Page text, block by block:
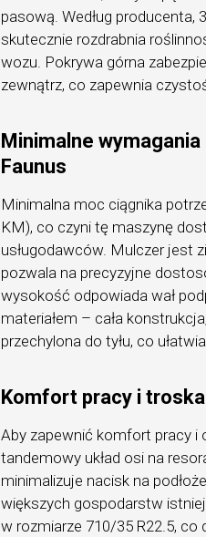
pasową. Według producenta,
skutecznie rozdrabnia
wozu. Pokrywa górna
zewnątrz, co zapewnia
Minimalne
Faunus
Minimalna moc ciągnika
KM), co czyni tę maszynę
usługodawców. Mulczer jest
pozwala na precyzyjne
wysokość odpowiada wał
materiałem – cała
przechylona do tyłu, co
Komfort pracy i
Aby zapewnić komfort pracy i
tandemowy układ osi na
minimalizuje nacisk na
większych gospodarstw
w rozmiarze 710/35 R22.5, co